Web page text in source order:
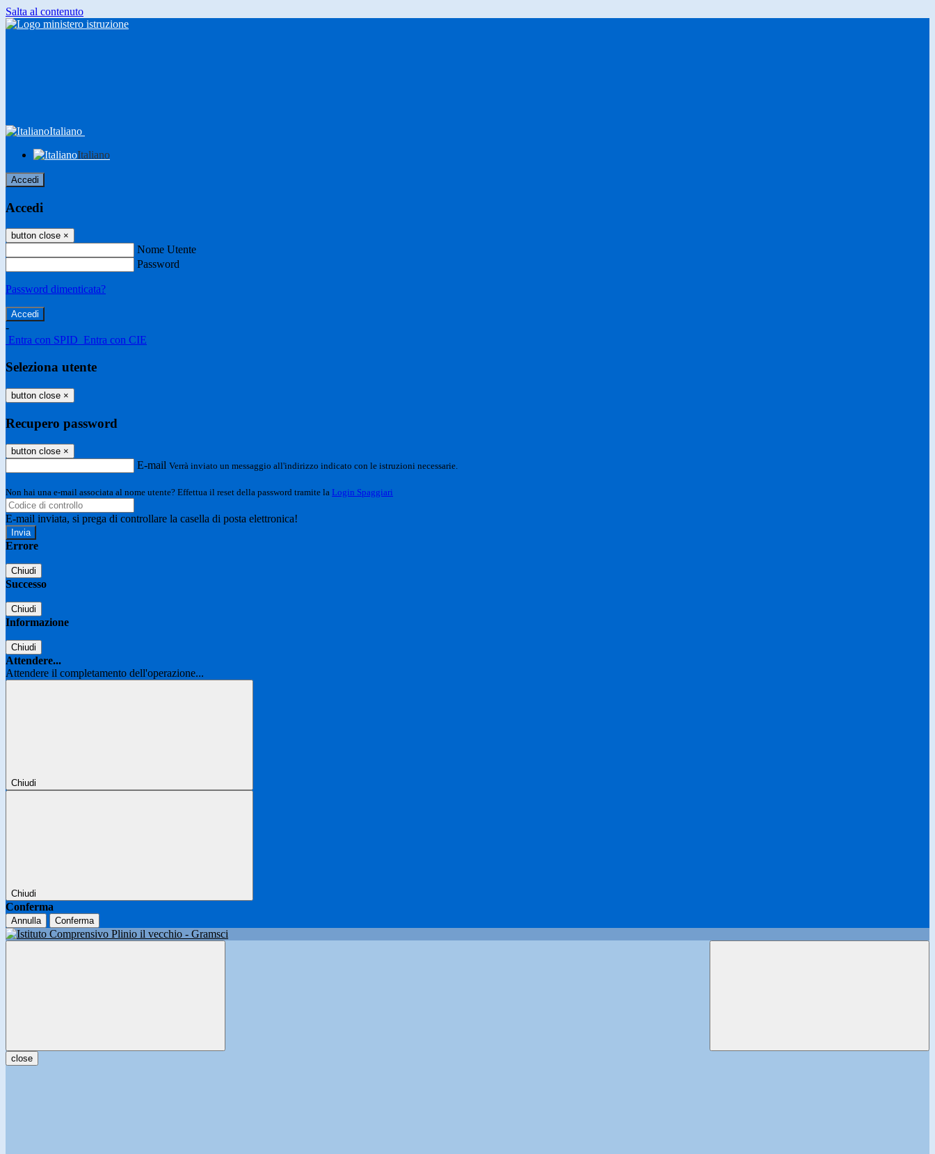
Salta al contenuto
Italiano
Italiano
Accedi
Accedi
button close ×
Nome Utente
Password
Password dimenticata?
-
Entra con SPID Entra con CIE
Seleziona utente
button close ×
Recupero password
button close ×
E-mail Verrà inviato un messaggio all'indirizzo indicato con le istruzioni necessarie.
Non hai una e-mail associata al nome utente? Effettua il reset della password tramite la Login Spaggiari
E-mail inviata, si prega di controllare la casella di posta elettronica!
Errore
Chiudi
Successo
Chiudi
Informazione
Chiudi
Attendere...
Attendere il completamento dell'operazione...
Chiudi
Chiudi
Conferma
Annulla Conferma
close